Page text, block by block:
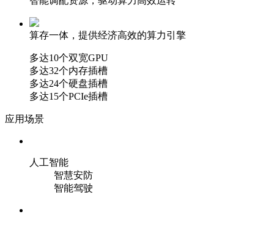
算存一体，提供经济高效的算力引擎
多达10个双宽GPU
多达32个内存插槽
多达24个硬盘插槽
多达15个PCIe插槽
应用场景
人工智能
智慧安防
智能驾驶